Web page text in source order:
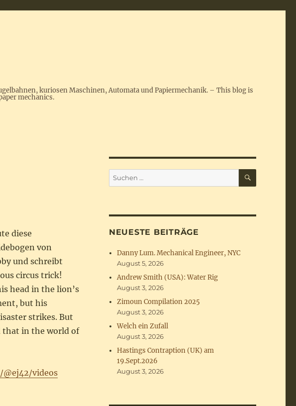
kuriosen Maschinen, Automata und Papiermechanik. – This blog is
mechanics.
diese
von
und schreibt
circus trick!
head in the lion’s
but his
strikes. But
that in the world of
videos
Suchen
nach:
SUCHEN
NEUESTE BEITRÄGE
Danny Lum. Mechanical Engineer, NYC
August 5, 2026
Andrew Smith (USA): Water Rig
August 3, 2026
Zimoun Compilation 2025
August 3, 2026
Welch ein Zufall
August 3, 2026
Hastings Contraption (UK) am
19.Sept.2026
August 3, 2026